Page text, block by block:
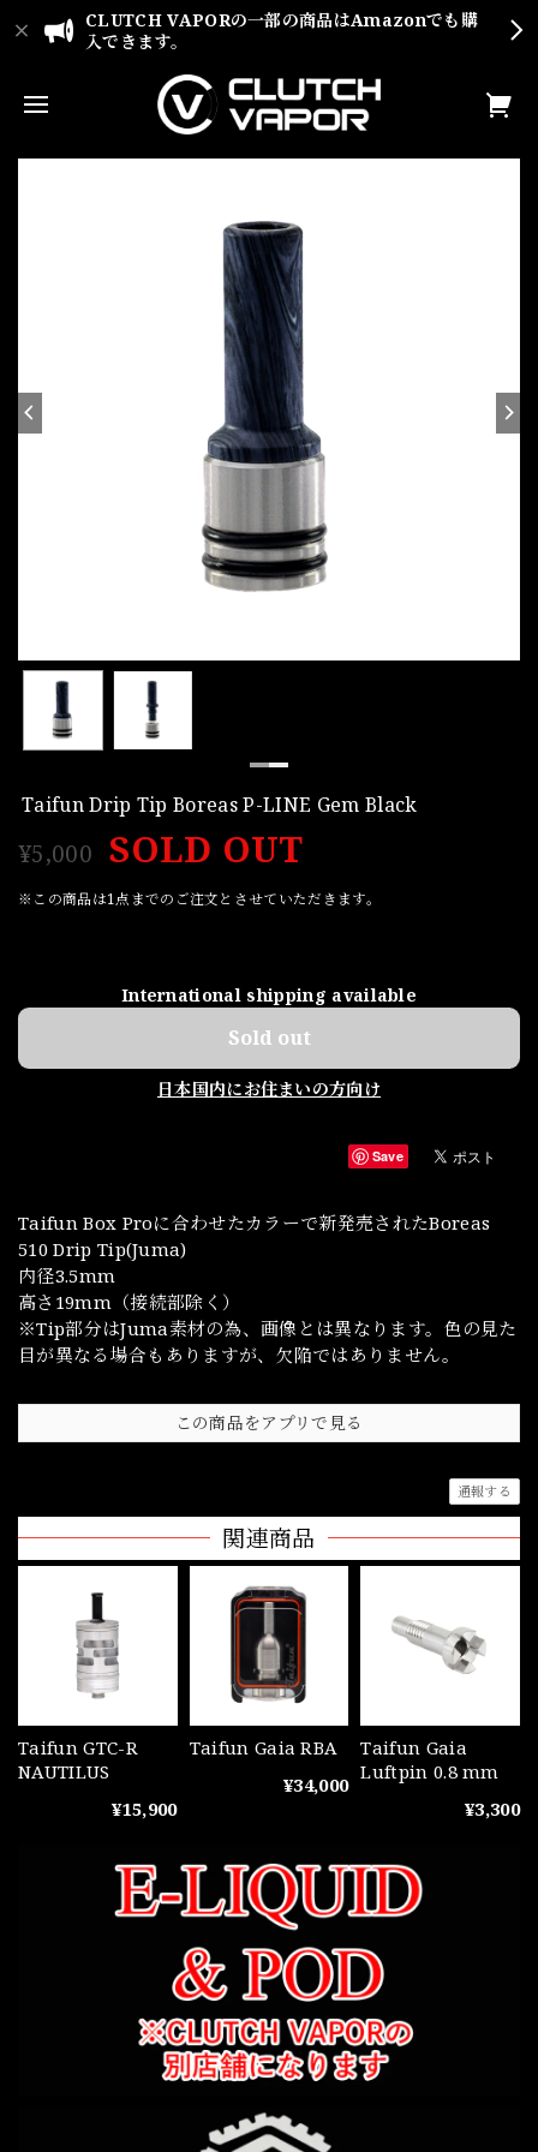
CLUTCH VAPORの一部の商品はAmazonでも購
入できます。
Taifun Drip Tip Boreas P-LINE Gem Black
¥5,000 SOLD OUT
※この商品は1点までのご注文とさせていただきます。
International shipping available
Sold out
日本国内にお住まいの方向け
Save
Taifun Box Proに合わせたカラーで新発売されたBoreas
510 Drip Tip(Juma)
内径3.5mm
高さ19mm（接続部除く）
※Tip部分はJuma素材の為、画像とは異なります。色の見た
目が異なる場合もありますが、欠陥ではありません。
この商品をアプリで見る
通報する
関連商品
Taifun GTC-R
NAUTILUS
¥15,900
Taifun Gaia RBA
¥34,000
Taifun Gaia
Luftpin 0.8 mm
¥3,300